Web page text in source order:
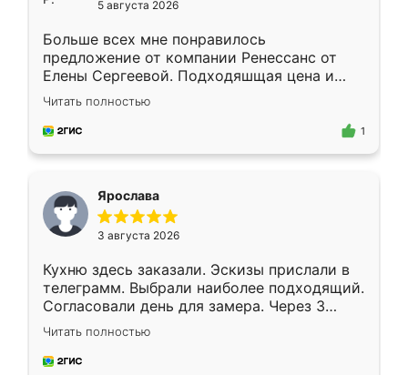
5 августа 2026
Больше всех мне понравилось
предложение от компании Ренессанс от
Елены Сергеевой. Подходяшщая цена и
короткие сроки изготовления. Приехавший
для замера сотрудник Владислав
предложил по моему эскизу самый
Читать полностью
1
Ярослава
3 августа 2026
Кухню здесь заказали. Эскизы прислали в
телеграмм. Выбрали наиболее подходящий.
Согласовали день для замера. Через 3
недели кухня была уже готова. Остались
довольны работой. Спасибо Ренессанс
мебель за качественную работу!
Читать полностью